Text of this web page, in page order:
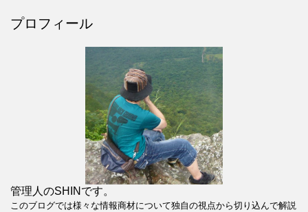
プロフィール
管理人のSHINです。
このブログでは様々な情報商材について独自の視点から切り込んで解説